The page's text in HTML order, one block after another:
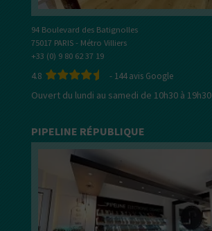
94 Boulevard des Batignolles
75017 PARIS - Métro Villiers
+33 (0) 9 80 62 37 19
4.8 - 144avis Google
Ouvert du lundi au samedi de 10h30 à 19h30
PIPELINE RÉPUBLIQUE